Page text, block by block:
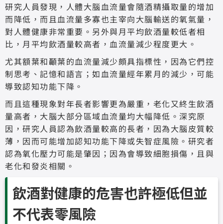
研究人員發現，人體大腦血流量會隨酒精攝取量的增加
而降低，而且血流量多寡也主宰向大腦輸送的氧氣量，
對人體健康非常重要。另外與月平均飲酒量較低者相
比，月平均飲酒量較高者，血流量減少程度更大。
尤其額葉和顳葉的血流量減少頗具指標性，因為它們控
制思考、記憶和語言；如血流量經年累月的減少，可能
導致認知功能下降。
而且這種現象對年長者影響更為嚴重，老化又終生飲酒
量高者，大腦大部分區域血流量均大幅降低。深究原
因，研究人員認為飲酒量較高的長者，因為大腦皮質較
薄，因而可能增加認知功能下降或失智症風險。研究者
認為氧化壓力可能是肇因；因為會導致細胞損傷，且與
老化和發炎相關。
飲酒對健康的危害也許極低但並
不代表零風險